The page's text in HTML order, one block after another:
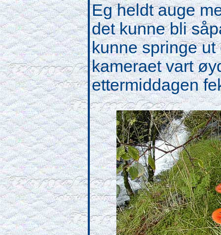
Eg heldt auge
det kunne bli
kunne springe
kameraet vart
ettermiddagen